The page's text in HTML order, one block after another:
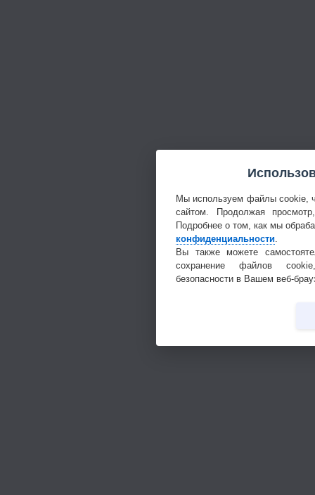
Мы используем файлы cookie,
сайтом. Продолжая
Подробнее о том, как мы
конфиденциальности
Вы также можете
сохранение файлов
безопасности в Вашем веб-